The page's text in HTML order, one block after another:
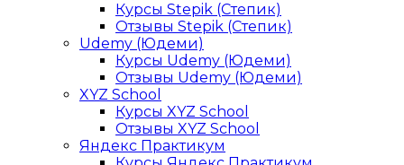
Курсы Stepik (Степик)
Отзывы Stepik (Степик)
Udemy (Юдеми)
Курсы Udemy (Юдеми)
Отзывы Udemy (Юдеми)
XYZ School
Курсы XYZ School
Отзывы XYZ School
Яндекс Практикум